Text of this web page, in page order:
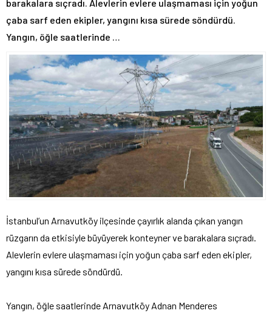
barakalara sıçradı. Alevlerin evlere ulaşmaması için yoğun
çaba sarf eden ekipler, yangını kısa sürede söndürdü.
Yangın, öğle saatlerinde …
İstanbul’un Arnavutköy ilçesinde çayırlık alanda çıkan yangın
rüzgarın da etkisiyle büyüyerek konteyner ve barakalara sıçradı.
Alevlerin evlere ulaşmaması için yoğun çaba sarf eden ekipler,
yangını kısa sürede söndürdü.
Yangın, öğle saatlerinde Arnavutköy Adnan Menderes